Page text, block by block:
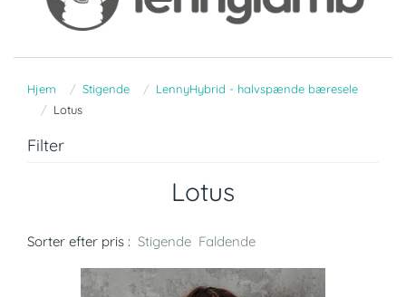
Hjem Stigende
LennyHybrid - halvspænde bæresele
Lotus
Filter
Lotus
Sorter efter pris : Stigende Faldende